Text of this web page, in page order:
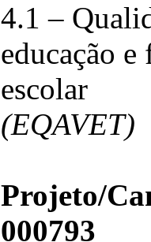
4.1 –
educação e
escolar
(EQAVET)
Projeto/
000793